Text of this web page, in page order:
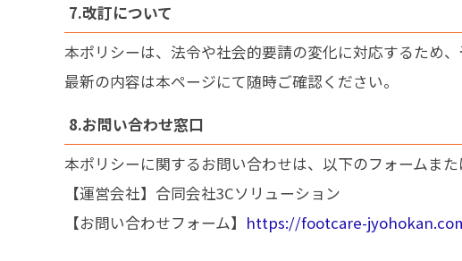
7.改訂について
本ポリシーは、法令や社会的要請の変化に対応するため
最新の内容は本ページにて随時ご確認ください。
8.お問い合わせ窓口
本ポリシーに関するお問い合わせは、以下のフォームまた
【運営会社】合同会社3Cソリューション
【お問い合わせフォーム】 https://footcare-